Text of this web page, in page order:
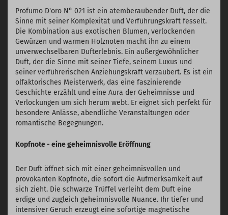
Profumo D'oro N° 021 ist ein atemberaubender Duft, der die
Sinne mit seiner Komplexität und Verführungskraft fesselt.
Die Kombination aus exotischen Blumen, verlockenden
Gewürzen und warmen Holznoten macht ihn zu einem
unverwechselbaren Dufterlebnis. Ein außergewöhnlicher
Duft, der die Sinne mit seiner Tiefe, seinem Luxus und
seiner verführerischen Anziehungskraft verzaubert. Es ist ein
olfaktorisches Meisterwerk, das eine faszinierende
Geschichte erzählt und eine Aura der Geheimnisse und
Verlockungen um sich herum webt. Er eignet sich perfekt für
besondere Anlässe, abendliche Veranstaltungen oder
romantische Begegnungen.
Kopfnote - eine geheimnisvolle Eröffnung
Der Duft öffnet sich mit einer geheimnisvollen und
provokanten Kopfnote, die sofort die Aufmerksamkeit auf
sich zieht. Die schwarze Trüffel verleiht dem Duft eine
erdige und zugleich geheimnisvolle Nuance. Ihr tiefer und
intensiver Geruch erzeugt eine sofortige magnetische